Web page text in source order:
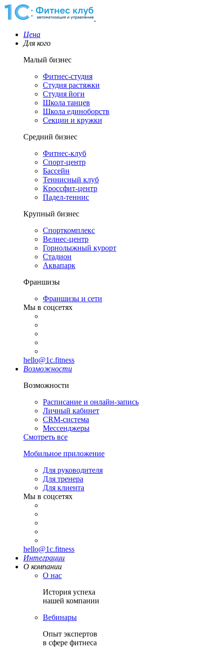
Цена
Для кого
Малый бизнес
Фитнес-студия
Студия растяжки
Студия йоги
Школа танцев
Школа единоборств
Секции и кружки
Средний бизнес
Фитнес-клуб
Спорт-центр
Бассейн
Теннисный клуб
Кроссфит-центр
Падел-теннис
Крупный бизнес
Спорткомплекс
Велнес-центр
Горнолыжный курорт
Стадион
Аквапарк
Франшизы
Франшизы и сети
Мы в соцсетях
hello@1c.fitness
Возможности
Возможности
Расписание и онлайн-запись
Личный кабинет
CRM-система
Мессенджеры
Смотреть все
Мобильное приложение
Для руководителя
Для тренера
Для клиента
Мы в соцсетях
hello@1c.fitness
Интеграции
О компании
О нас
История успеха
нашей компании
Вебинары
Опыт экспертов
в сфере фитнеса